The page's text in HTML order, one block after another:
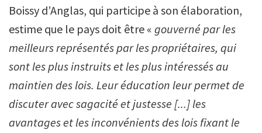
Boissy d’Anglas, qui participe à son élaboration,
estime que le pays doit être « gouverné par les
meilleurs représentés par les propriétaires, qui
sont les plus instruits et les plus intéressés au
maintien des lois. Leur éducation leur permet de
discuter avec sagacité et justesse [...] les
avantages et les inconvénients des lois fixant le